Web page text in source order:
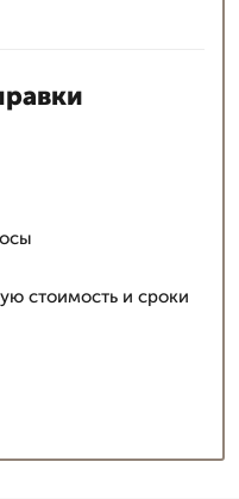
стоимость и сроки